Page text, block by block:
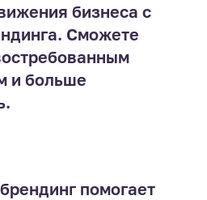
бизнеса с
Сможете
и больше
помогает